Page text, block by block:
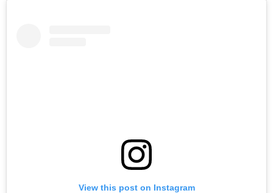
View this post on Instagram